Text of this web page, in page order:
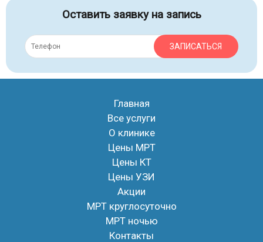
Оставить заявку на запись
ЗАПИСАТЬСЯ
Главная
Все услуги
О клинике
Цены МРТ
Цены КТ
Цены УЗИ
Акции
МРТ круглосуточно
МРТ ночью
Контакты